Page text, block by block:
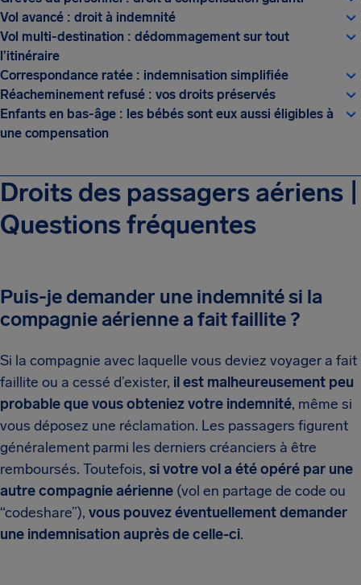
Vol avancé : droit à indemnité
Vol multi-destination : dédommagement sur tout
l’itinéraire
Correspondance ratée : indemnisation simplifiée
Réacheminement refusé : vos droits préservés
Enfants en bas-âge : les bébés sont eux aussi éligibles à
une compensation
Droits des passagers aériens |
Questions fréquentes
Puis-je demander une indemnité si la
compagnie aérienne a fait faillite ?
Si la compagnie avec laquelle vous deviez voyager a fait
faillite ou a cessé d’exister, il est malheureusement peu
probable que vous obteniez votre indemnité, même si
vous déposez une réclamation. Les passagers figurent
généralement parmi les derniers créanciers à être
remboursés. Toutefois, si votre vol a été opéré par une
autre compagnie aérienne (vol en partage de code ou
“codeshare”), vous pouvez éventuellement demander
une indemnisation auprès de celle-ci.